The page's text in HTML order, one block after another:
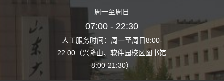
至周日8:00-
园校区图书馆
周一至周日
07:00 - 22:30
人工服务时间：周一至周日8:00-
22:00（兴隆山、软件园校区图书馆
8:00-21:30）
人工服务时间
22:00（兴隆山